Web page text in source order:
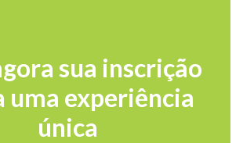
sua inscrição
uma experiência
única